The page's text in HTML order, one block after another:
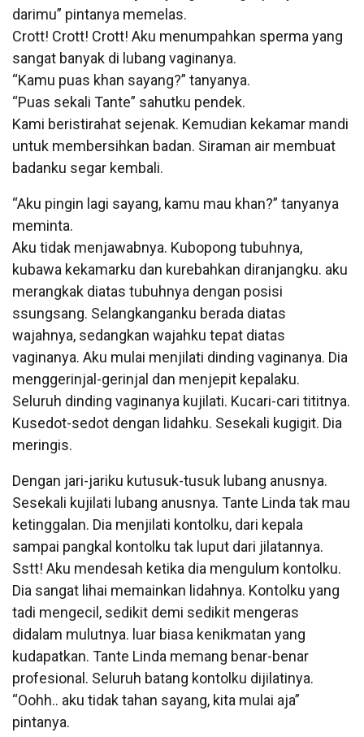
darimu” pintanya memelas.
Crott! Crott! Crott! Aku menumpahkan sperma yang
sangat banyak di lubang vaginanya.
“Kamu puas khan sayang?” tanyanya.
“Puas sekali Tante” sahutku pendek.
Kami beristirahat sejenak. Kemudian kekamar mandi
untuk membersihkan badan. Siraman air membuat
badanku segar kembali.
“Aku pingin lagi sayang, kamu mau khan?” tanyanya
meminta.
Aku tidak menjawabnya. Kubopong tubuhnya,
kubawa kekamarku dan kurebahkan diranjangku. aku
merangkak diatas tubuhnya dengan posisi
ssungsang. Selangkanganku berada diatas
wajahnya, sedangkan wajahku tepat diatas
vaginanya. Aku mulai menjilati dinding vaginanya. Dia
menggerinjal-gerinjal dan menjepit kepalaku.
Seluruh dinding vaginanya kujilati. Kucari-cari tititnya.
Kusedot-sedot dengan lidahku. Sesekali kugigit. Dia
meringis.
Dengan jari-jariku kutusuk-tusuk lubang anusnya.
Sesekali kujilati lubang anusnya. Tante Linda tak mau
ketinggalan. Dia menjilati kontolku, dari kepala
sampai pangkal kontolku tak luput dari jilatannya.
Sstt! Aku mendesah ketika dia mengulum kontolku.
Dia sangat lihai memainkan lidahnya. Kontolku yang
tadi mengecil, sedikit demi sedikit mengeras
didalam mulutnya. luar biasa kenikmatan yang
kudapatkan. Tante Linda memang benar-benar
profesional. Seluruh batang kontolku dijilatinya.
“Oohh.. aku tidak tahan sayang, kita mulai aja”
pintanya.